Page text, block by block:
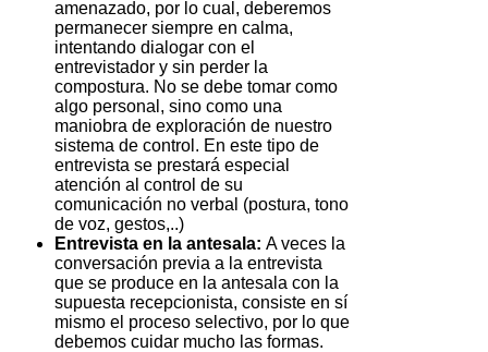
amenazado, por lo cual, deberemos
permanecer siempre en calma,
intentando dialogar con el
entrevistador y sin perder la
compostura. No se debe tomar como
algo personal, sino como una
maniobra de exploración de nuestro
sistema de control. En este tipo de
entrevista se prestará especial
atención al control de su
comunicación no verbal (postura, tono
de voz, gestos,..)
Entrevista en la antesala: A veces la
conversación previa a la entrevista
que se produce en la antesala con la
supuesta recepcionista, consiste en sí
mismo el proceso selectivo, por lo que
debemos cuidar mucho las formas.